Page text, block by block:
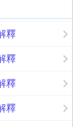
釋
釋
釋
釋